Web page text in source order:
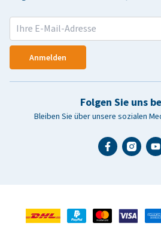
Anmelden
Folgen Sie uns
Bleiben Sie über unsere sozialen